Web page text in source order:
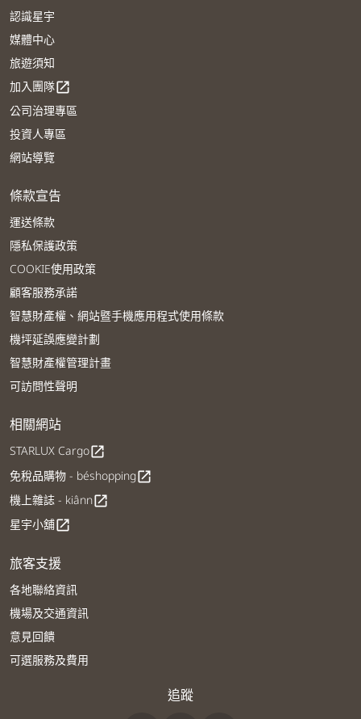
認識星宇
媒體中心
旅遊須知
加入團隊open_in_new
公司治理專區
投資人專區
網站導覽
條款宣告
運送條款
隱私保護政策
COOKIE使用政策
顧客服務承諾
智慧財產權、網站暨手機應用程式使用條款
機坪延誤應變計劃
智慧財產權管理計畫
可訪問性聲明
相關網站
STARLUX Cargoopen_in_new
免稅品購物 - béshoppingopen_in_new
機上雜誌 - kiânnopen_in_new
星宇小舖open_in_new
旅客支援
各地聯絡資訊
機場及交通資訊
意見回饋
可選服務及費用
追蹤